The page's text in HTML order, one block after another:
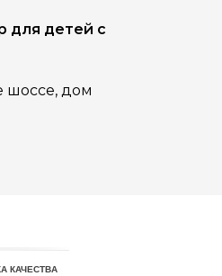
для детей с
шоссе, дом